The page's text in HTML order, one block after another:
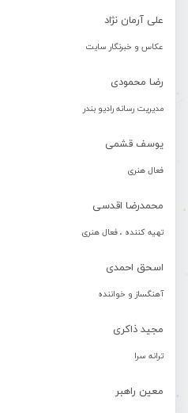
علی آرمان نژاد
عکاس و خبرنگار سایت
رضا محمودی
مدیریت رسانه رادیو بندر
یوسف قشمی
فعال هنری
محمدرضا اقدسی
تهیه کننده ، فعال هنری
اسحق احمدی
آهنگساز و خواننده
مجید ذاکری
ترانه سرا
معین راهبر